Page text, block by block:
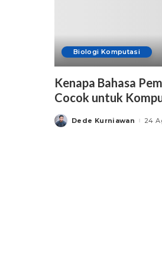
Biologi Komputasi
Kenapa Bahasa
Cocok untuk
Posted
by
Dede Kurniawan 24